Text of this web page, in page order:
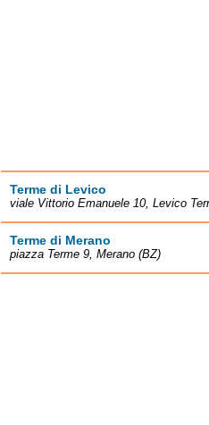
Terme di Levico
viale Vittorio Emanuele 10, Levico
Terme di Merano
piazza Terme 9, Merano (BZ)